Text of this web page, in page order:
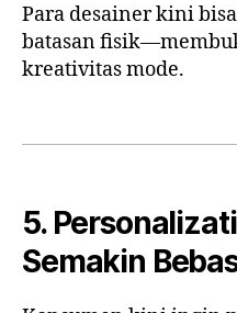
Para desainer kini
batasan
kreativitas mode.
5.
Semakin